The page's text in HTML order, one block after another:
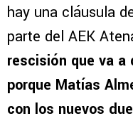
hay una cláusula
parte del AEK
rescisión que va
porque Matías
con los nuevos